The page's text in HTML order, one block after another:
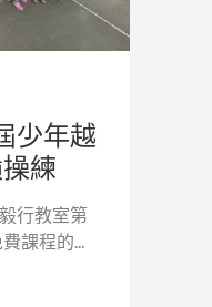
少年越
練
行教室第
課程的...